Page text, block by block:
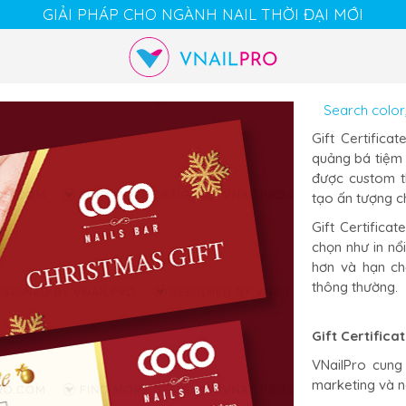
GIẢI PHÁP CHO NGÀNH NAIL THỜI ĐẠI MỚI
Gift
quảng bá tiệm
được custom
tạo ấn tượng
Gift
chọn như in
hơn và hạn
thông thường.
Gift
VNailPro
marketing và